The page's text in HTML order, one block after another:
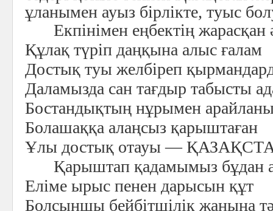
ұланымен ауыз бірлікте, туыс
Екпінімен еңбектің жарасқан
Құлақ түріп даңқына алыс ғалам
Достық туы желбіреп
Даламызда сан тағдыр табысты
Бостандықтың нұрымен
Болашаққа алаңсыз қарыштаған
Ұлы достық отауы —
Қарыштап қадамымыз бұдан
Еліме ырыс пенен дарысын құт
Болсыншы бейбітшілік жаныңа